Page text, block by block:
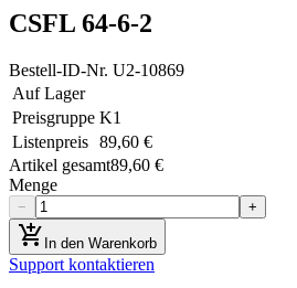
CSFL 64-6-2
Bestell-ID-Nr. U2-10869
Auf Lager
Preisgruppe K1
Listenpreis 89,60 €
Artikel gesamt89,60 €
Menge
− +
add_shopping_cart In den Warenkorb
Support kontaktieren